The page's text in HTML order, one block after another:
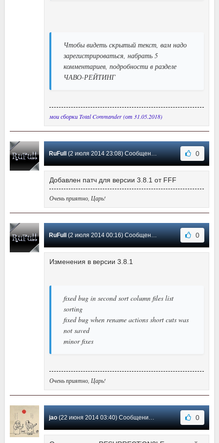
Чтобы видеть скрытый текст, вам надо
зарегистрироваться, набрать 5
комментариев, подробности в разделе
ЧАВО-РЕЙТИНГ
мои сборки Total Commander (от 31.05.2018)
RuFull (2 июля 2014 23:08) Сообщение #73 0
Добавлен патч для версии 3.8.1 от FFF
Очень приятно, Царь!
RuFull (2 июля 2014 00:16) Сообщение #72 0
Изменения в версии 3.8.1
fixed bug in second sort column files list
sorting
fixed bug when rename actions short cuts was
not saved
minor fixes
Очень приятно, Царь!
jao(22 июня 2014 03:40) Сообщение #71 0